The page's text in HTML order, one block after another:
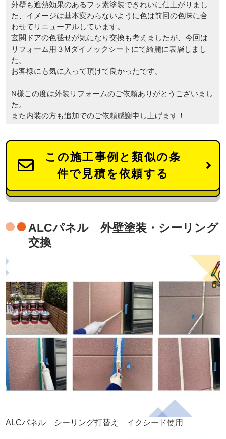
外壁も遮熱効果のあるフッ素塗装できれいに仕上がりまし
た、イメージは基本変わらないように色は前回の色味に合
わせてリニューアルしています。
玄関ドアの色褪せが気になり交換も考えましたが、今回は
リフォーム用３Mダイノックシートにて綺麗に表層しまし
た。
お客様にも気に入って頂けて良かったです。
N様この度は外装リフォームのご依頼ありがとうございまし
た。
また内装の方も追加でのご依頼感謝申し上げます！
この施工事例と類似の条
件で見積を依頼する
ALCパネル 外壁塗装・シーリング
交換
ALCパネル シーリング打替え イクシード使用